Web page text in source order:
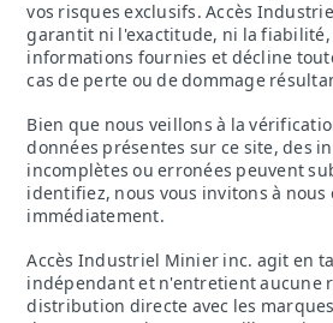
vos risques exclusifs. Accès
garantit ni l'exactitude, ni la fiabilité,
informations fournies et décline
cas de perte ou de dommage
Bien que nous veillons à la
données présentes sur ce site, des
incomplètes ou erronées peuvent
identifiez, nous vous invitons à
immédiatement.
Accès Industriel Minier inc. agit en
indépendant et n'entretient aucune
distribution directe avec les